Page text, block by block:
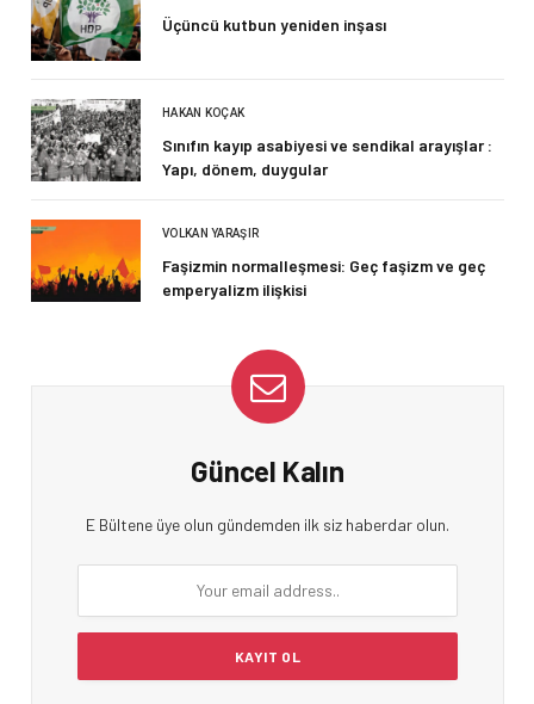
Üçüncü kutbun yeniden inşası
HAKAN KOÇAK
Sınıfın kayıp asabiyesi ve sendikal arayışlar :
Yapı, dönem, duygular
VOLKAN YARAŞIR
Faşizmin normalleşmesi: Geç faşizm ve geç
emperyalizm ilişkisi
Güncel Kalın
E Bültene üye olun gündemden ilk siz haberdar olun.